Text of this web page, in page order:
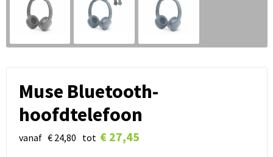
Muse Bluetooth-
hoofdtelefoon
vanaf € 24,80 tot € 27,45